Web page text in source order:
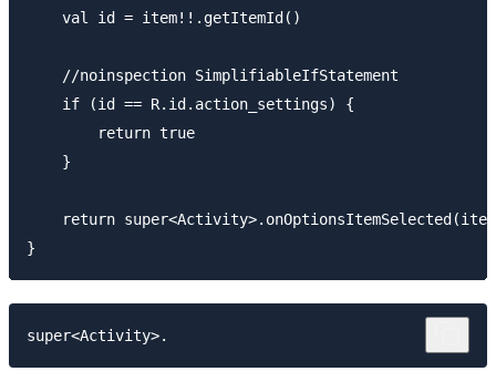
    val id = item!!.getItemId()
    //noinspection SimplifiableIfStatement
    if (id == R.id.action_settings) {
        return true
    }
return
super<Activity>.